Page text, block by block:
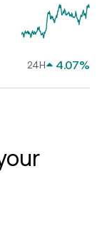
24H 4.07%